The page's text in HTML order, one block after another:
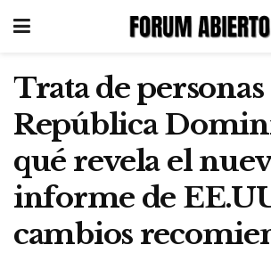
Trata de personas
República
qué revela el
informe de
cambios